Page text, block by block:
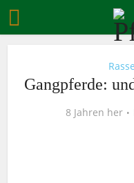
Gangpferde:
8 Jahren her